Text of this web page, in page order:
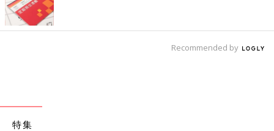
Recommended by
特集